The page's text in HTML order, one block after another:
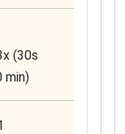
(30s
min)